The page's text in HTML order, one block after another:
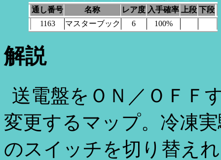
通し番号 名称 レア度 入手確率 上段 下段
1163
マスターブック 6 100%
解説
送電盤をＯＮ／ＯＦＦ
変更するマップ。冷凍
のスイッチを切り替え